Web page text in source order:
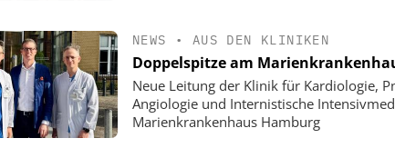
NEWS • AUS DEN KLINIKEN
Doppelspitze am
Neue Leitung der Klinik für Kardiologie,
Angiologie und Internistische
Marienkrankenhaus Hamburg